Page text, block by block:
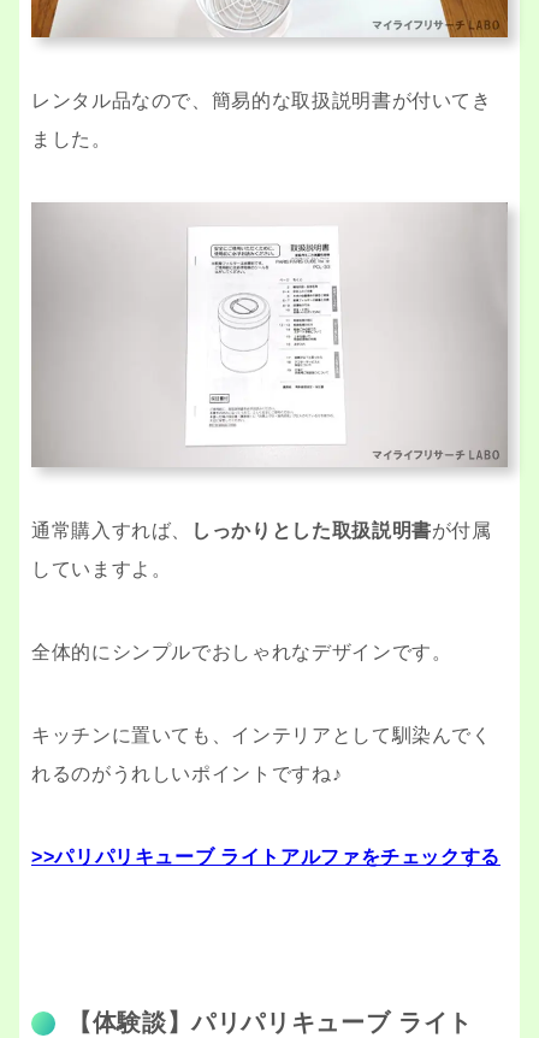
レンタル品なので、簡易的な取扱説明書が付いてき
ました。
通常購入すれば、 しっかりとした取扱説明書が付属
していますよ。
全体的にシンプルでおしゃれなデザインです。
キッチンに置いても、インテリアとして馴染んでく
れるのがうれしいポイントですね♪
>>パリパリキューブ ライトアルファをチェックする
【体験談】パリパリキューブ ライト